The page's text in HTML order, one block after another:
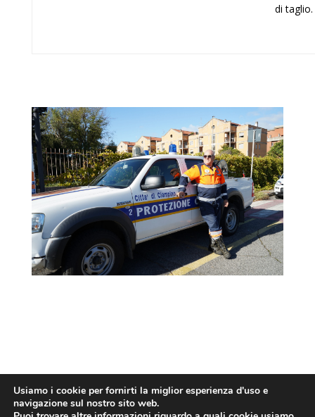
di taglio.
Usiamo i cookie per fornirti la miglior esperienza d'uso e
navigazione sul nostro sito web.